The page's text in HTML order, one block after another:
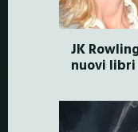
JK
nuovi libri